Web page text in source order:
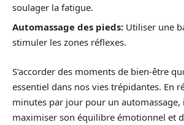
soulager la fatigue.
Automassage des pieds: Utiliser une
stimuler les zones réflexes.
S’accorder des moments de bien-être
essentiel dans nos vies trépidantes. En
minutes par jour pour un automassage,
maximiser son équilibre émotionnel et